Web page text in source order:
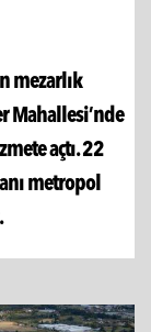
mezarlık
Mahallesi’nde
açtı. 22
metropol